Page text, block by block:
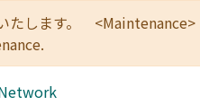
たします。